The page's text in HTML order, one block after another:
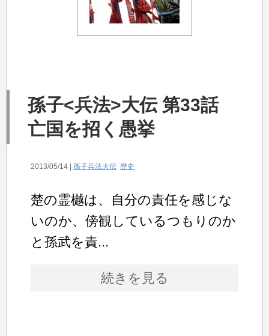
孫子<兵法>大伝 第33話
亡国を招く愚挙
2013/05/14 | 孫子兵法大伝 歴史
楚の霊樾は、自分の責任を感じな
いのか、傍観しているつもりのか
と孫武を責...
続きを見る